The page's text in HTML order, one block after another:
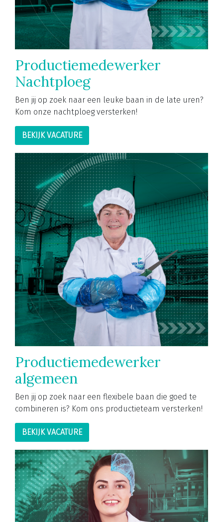
Productiemedewerker
Nachtploeg
Ben jij op zoek naar een leuke baan in de late uren?
Kom onze nachtploeg versterken!
BEKIJK VACATURE
Productiemedewerker
algemeen
Ben jij op zoek naar een flexibele baan die goed te
combineren is? Kom ons productieteam versterken!
BEKIJK VACATURE